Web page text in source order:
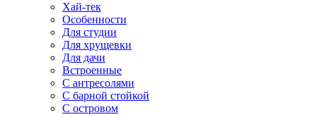
Хай-тек
Особенности
Для студии
Для хрущевки
Для дачи
Встроенные
С антресолями
С барной стойкой
С островом